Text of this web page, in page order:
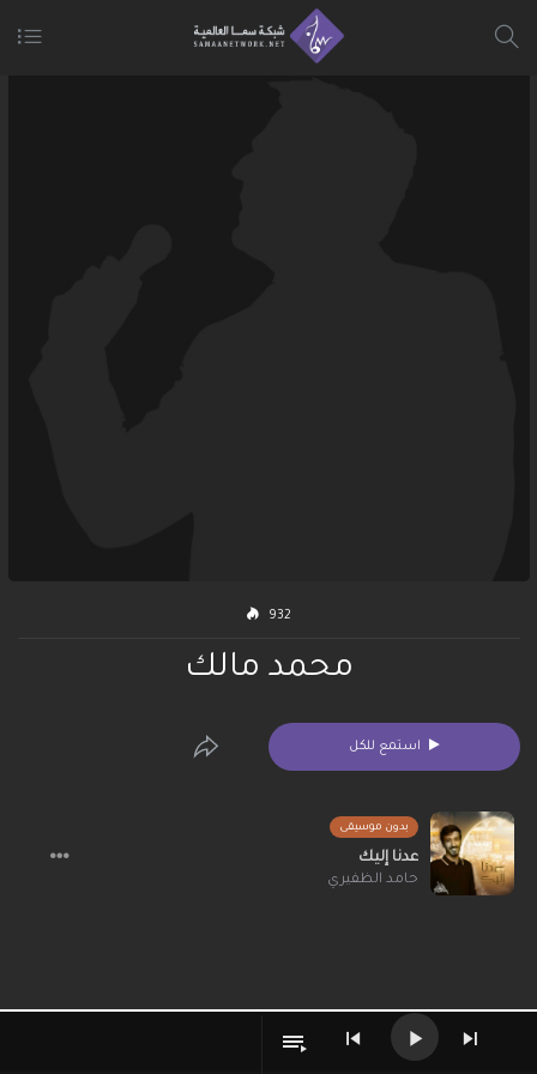
932
محمد مالك
استمع للكل
بدون موسيقى
عدنا إليك
حامد الظفيري